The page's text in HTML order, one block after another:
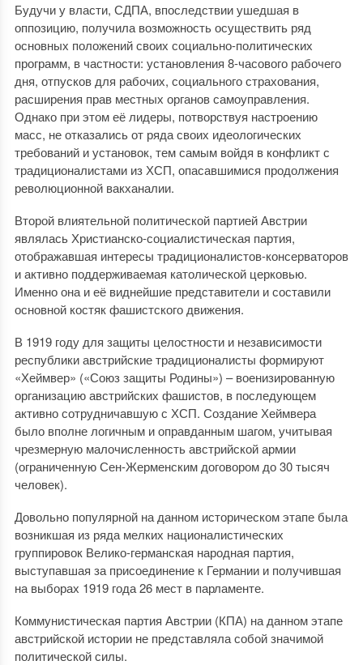
Будучи у власти, СДПА, впоследствии ушедшая в
оппозицию, получила возможность осуществить ряд
основных положений своих социально-политических
программ, в частности: установления 8-часового рабочего
дня, отпусков для рабочих, социального страхования,
расширения прав местных органов самоуправления.
Однако при этом её лидеры, потворствуя настроению
масс, не отказались от ряда своих идеологических
требований и установок, тем самым войдя в конфликт с
традиционалистами из ХСП, опасавшимися продолжения
революционной вакханалии.
Второй влиятельной политической партией Австрии
являлась Христианско-социалистическая партия,
отображавшая интересы традиционалистов-консерваторов
и активно поддерживаемая католической церковью.
Именно она и её виднейшие представители и составили
основной костяк фашистского движения.
В 1919 году для защиты целостности и независимости
республики австрийские традиционалисты формируют
«Хеймвер» («Союз защиты Родины») – военизированную
организацию австрийских фашистов, в последующем
активно сотрудничавшую с ХСП. Создание Хеймвера
было вполне логичным и оправданным шагом, учитывая
чрезмерную малочисленность австрийской армии
(ограниченную Сен-Жерменским договором до 30 тысяч
человек).
Довольно популярной на данном историческом этапе была
возникшая из ряда мелких националистических
группировок Велико-германская народная партия,
выступавшая за присоединение к Германии и получившая
на выборах 1919 года 26 мест в парламенте.
Коммунистическая партия Австрии (КПА) на данном этапе
австрийской истории не представляла собой значимой
политической силы.